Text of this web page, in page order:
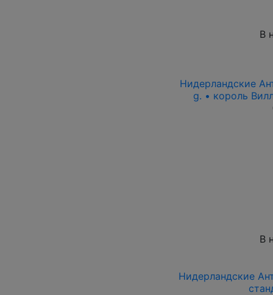
В
Нидерландские
g. • король
В
Нидерландские